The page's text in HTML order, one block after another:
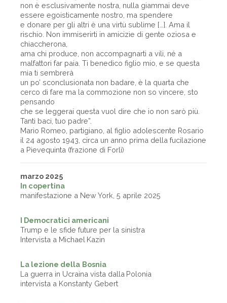
non è esclusivamente nostra, nulla giammai deve
essere egoisticamente nostro, ma spendere
e donare per gli altri è una virtù sublime […]. Ama il
rischio. Non immiserirti in amicizie di gente oziosa e
chiaccherona,
ama chi produce, non accompagnarti a vili, né a
malfattori far paia. Ti benedico figlio mio, e se questa
mia ti sembrerà
un po’ sconclusionata non badare, è la quarta che
cerco di fare ma la commozione non so vincere, sto
pensando
che se leggerai questa vuol dire che io non sarò più.
Tanti baci, tuo padre”.
Mario Romeo, partigiano, al figlio adolescente Rosario
il 24 agosto 1943, circa un anno prima della fucilazione
a Pievequinta (frazione di Forlì)
marzo 2025
In copertina
manifestazione a New York, 5 aprile 2025
I Democratici americani
Trump e le sfide future per la sinistra
Intervista a Michael Kazin
La lezione della Bosnia
La guerra in Ucraina vista dalla Polonia
intervista a Konstanty Gebert